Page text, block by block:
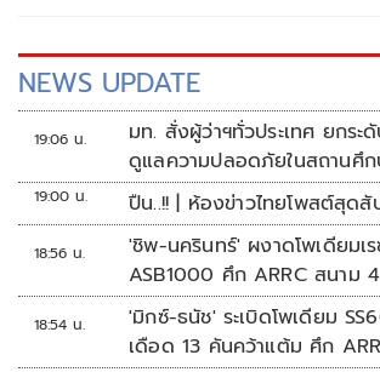
NEWS UPDATE
19:06 น.
มท. สั่งผู้ว่าฯทั่วประเทศ ยกระ
ดูแลความปลอดภัยในสถานศึก
19:00 น. ปืน..!! | ห้องข่าวไทยโพสต์สุดสั
18:56 น.
'ชิพ-นครินทร์' ผงาดโพเดียมเ
ASB1000 ศึก ARRC สนาม 4
18:54 น.
'มิกซ์-ธนัช' ระเบิดโพเดียม
เดือด 13 คันคว้าแต้ม ศึก